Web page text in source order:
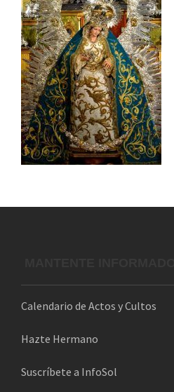
Calendario de Actos y Cultos
Hazte Hermano
Suscríbete a InfoSol